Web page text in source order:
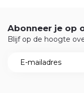
Abonneer je op
Blijf op de hoogte